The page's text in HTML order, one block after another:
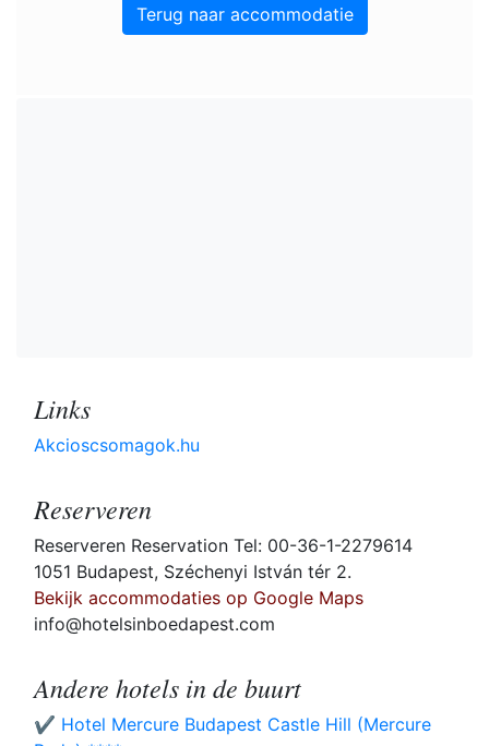
Terug naar accommodatie
Links
Akcioscsomagok.hu
Reserveren
Reserveren Reservation Tel: 00-36-1-2279614
1051 Budapest, Széchenyi István tér 2.
Bekijk accommodaties op Google Maps
info@hotelsinboedapest.com
Andere hotels in de buurt
✔️ Hotel Mercure Budapest Castle Hill (Mercure